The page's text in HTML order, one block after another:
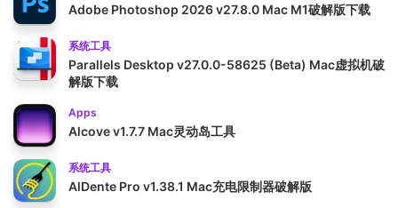
Adobe Photoshop 2026 v27.8.0 Mac M1破解版下载
系统工具
Parallels Desktop v27.0.0-58625 (Beta) Mac虚拟机破
解版下载
Apps
Alcove v1.7.7 Mac灵动岛工具
系统工具
AlDente Pro v1.38.1 Mac充电限制器破解版